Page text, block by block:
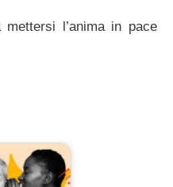
l’anima in pace